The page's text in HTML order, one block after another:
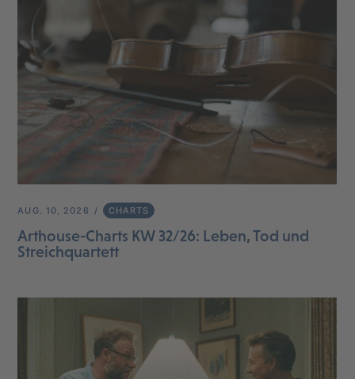
AUG. 10, 2026 CHARTS
Arthouse-Charts KW 32/26: Leben, Tod und
Streichquartett